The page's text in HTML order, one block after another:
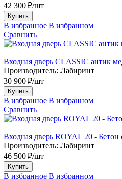
42 300 ₽/шт
Купить
В избранное В избранном
Сравнить
Входная дверь CLASSIC антик
Производитель: Лабиринт
30 900 ₽/шт
Купить
В избранное В избранном
Сравнить
Входная дверь ROYAL 20 - Бетон
Производитель: Лабиринт
46 500 ₽/шт
Купить
В избранное В избранном